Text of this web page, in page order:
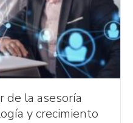
de la asesoría
y crecimiento